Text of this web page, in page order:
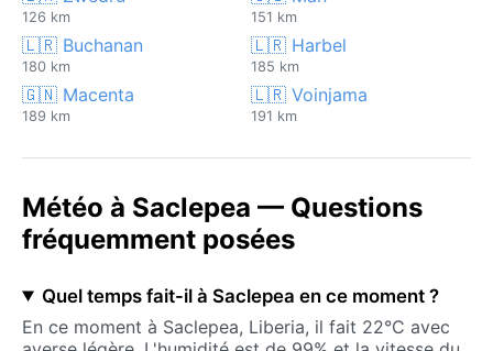
126 km 151 km
🇱🇷 Buchanan
180 km
🇱🇷 Harbel
185 km
🇬🇳 Macenta
189 km
🇱🇷 Voinjama
191 km
Météo à Saclepea — Questions
fréquemment posées
Quel temps fait-il à Saclepea en ce moment ?
En ce moment à Saclepea, Liberia, il fait 22°C avec